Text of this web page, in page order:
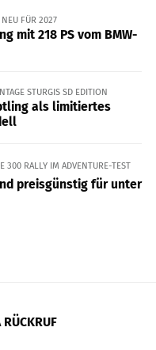
FÜR 2027
mit 218 PS vom BMW-
STURGIS SD EDITION
als limitiertes
300 RALLY IM ADVENTURE-TEST
preisgünstig für unter